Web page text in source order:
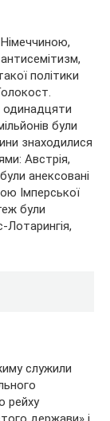
політики
одинадцяти
були
знаходилися
Австрія,
анексовані
Імперської
були
Лотарингія,
служили
рейху